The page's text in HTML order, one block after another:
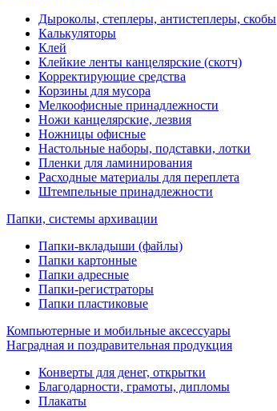
Дыроколы, степлеры, антистеплеры, скобы
Калькуляторы
Клей
Клейкие ленты канцелярские (скотч)
Корректирующие средства
Корзины для мусора
Мелкоофисные принадлежности
Ножи канцелярские, лезвия
Ножницы офисные
Настольные наборы, подставки, лотки
Пленки для ламинирования
Расходные материалы для переплета
Штемпельные принадлежности
Папки, системы архивации
Папки-вкладыши (файлы)
Папки картонные
Папки адресные
Папки-регистраторы
Папки пластиковые
Компьютерные и мобильные аксессуары
Наградная и поздравительная продукция
Конверты для денег, открытки
Благодарности, грамоты, дипломы
Плакаты